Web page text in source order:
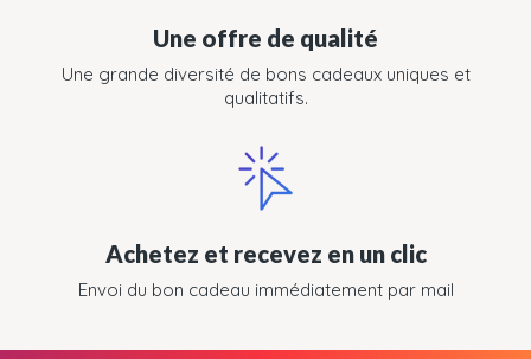
Une offre de qualité
Une grande diversité de bons cadeaux uniques et
qualitatifs.
Achetez et recevez en un clic
Envoi du bon cadeau immédiatement par mail